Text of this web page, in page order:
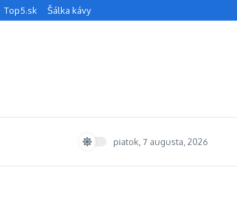
Top5.sk Šálka kávy
piatok, 7 augusta, 2026